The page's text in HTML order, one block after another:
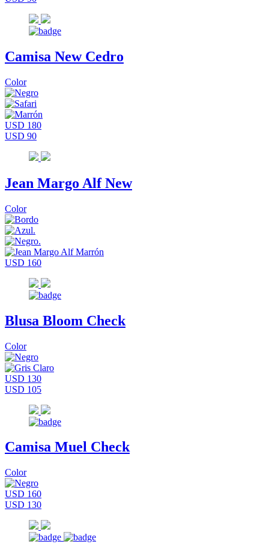
Camisa New Cedro
Color
USD 180
USD 90
Jean Margo Alf New
Color
USD 160
Blusa Bloom Check
Color
USD 130
USD 105
Camisa Muel Check
Color
USD 160
USD 130